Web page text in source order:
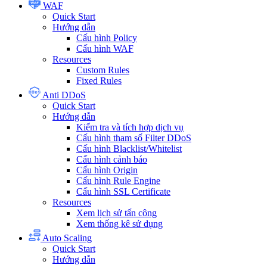
WAF
Quick Start
Hướng dẫn
Cấu hình Policy
Cấu hình WAF
Resources
Custom Rules
Fixed Rules
Anti DDoS
Quick Start
Hướng dẫn
Kiểm tra và tích hợp dịch vụ
Cấu hình tham số Filter DDoS
Cấu hình Blacklist/Whitelist
Cấu hình cảnh báo
Cấu hình Origin
Cấu hình Rule Engine
Cấu hình SSL Certificate
Resources
Xem lịch sử tấn công
Xem thống kê sử dụng
Auto Scaling
Quick Start
Hướng dẫn